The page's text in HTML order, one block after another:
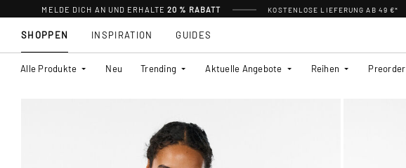
MELDE DICH AN UND ERHALTE20 % RABATT KOSTENLOSE LIEFERUNG AB 49 €*
SHOPPEN
Alle Produkte Neu Trending Aktuelle Angebote Reihen Preorder
INSPIRATION GUIDES